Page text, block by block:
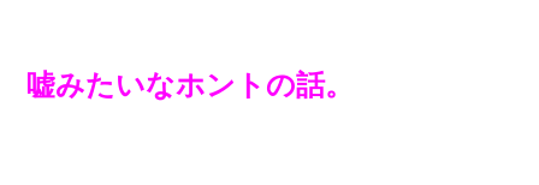
嘘みたいなホントの話。